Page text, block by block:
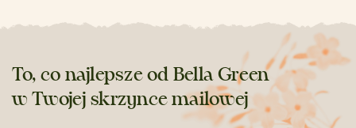
To, co najlepsze od Bella Green
w Twojej skrzynce mailowej